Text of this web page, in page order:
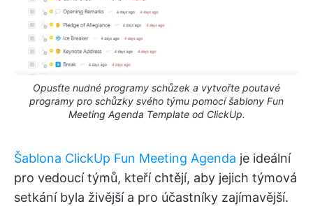
Opusťte nudné programy schůzek a vytvořte poutavé
programy pro schůzky svého týmu pomocí šablony Fun
Meeting Agenda Template od ClickUp.
Šablona ClickUp Fun Meeting Agenda je ideální
pro vedoucí týmů, kteří chtějí, aby jejich týmová
setkání byla živější a pro účastníky zajímavější.